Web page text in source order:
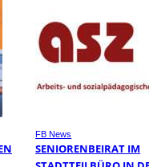
FB News
SENIORENBEIRAT IM